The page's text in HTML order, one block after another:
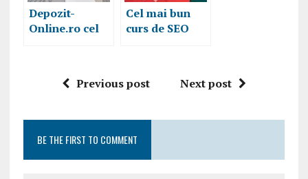
Depozit-
Online.ro cel
materiale de
Cel mai bun
curs de SEO
lumea digitala
Previous post Next post
BE THE FIRST TO COMMENT